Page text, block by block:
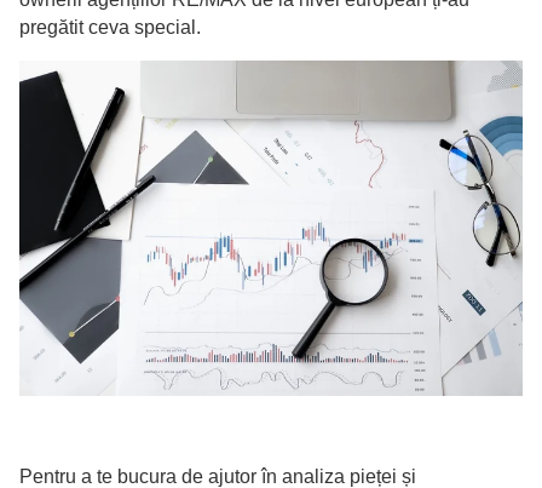
pregătit ceva special.
Pentru a te bucura de ajutor în analiza pieței și